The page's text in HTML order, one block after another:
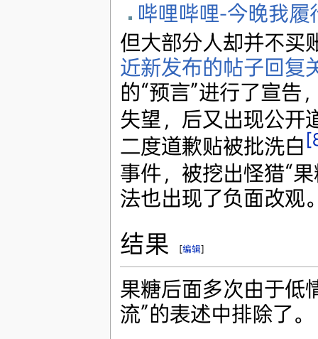
哔哩哔哩-今晚我
但大部分人却并不买
近新发布的帖子回复
的“预言”进行了宣告
失望，后又出现公开
二度道歉贴被批洗白
事件，被挖出怪猎“
法也出现了负面改观
结果 [编辑]
果糖后面多次由于低
流”的表述中排除了。